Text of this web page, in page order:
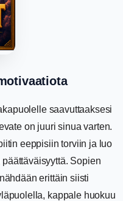
saavuttaaksesi
on juuri sinua varten.
eeppisiin torviin ja luo
Sopien
erittäin siisti
kappale huokuu